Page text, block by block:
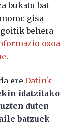
bukatu bat
gisa
behera
osoa
.
ere Datink
idatzitako
duten
batzuek